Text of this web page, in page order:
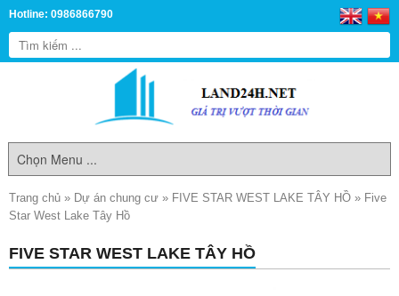
Hotline: 0986866790
Trang chủ » Dự án chung cư » FIVE STAR WEST LAKE TÂY HỒ » Five
Star West Lake Tây Hồ
FIVE STAR WEST LAKE TÂY HỒ